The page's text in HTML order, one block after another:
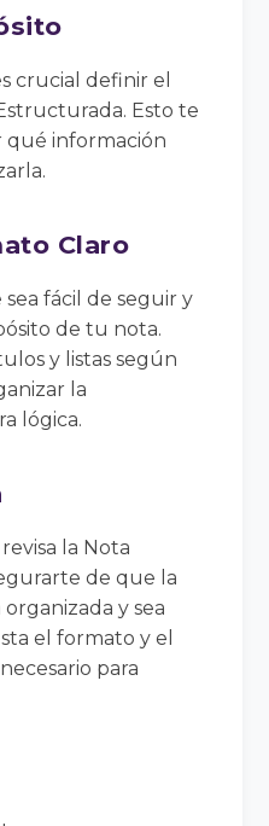
crucial definir el
Esto te
qué información
Claro
fácil de seguir y
de tu nota.
y listas según
la
lógica.
la Nota
de que la
y sea
el formato y el
para